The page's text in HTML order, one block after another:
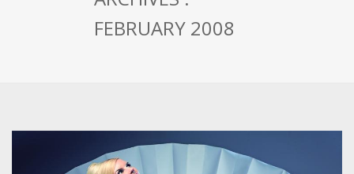
FEBRUARY 2008